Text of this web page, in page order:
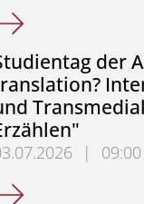
„Lost in
der
|
Studientag der